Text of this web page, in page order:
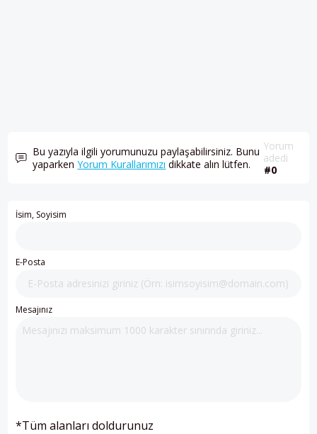
Bu yazıyla ilgili yorumunuzu paylaşabilirsiniz. Bunu
yaparkenYorum Kurallarımızı dikkate alın lütfen.
Yorum
adedi
#0
İsim, Soyisim
E-Posta
Mesajınız
*Tüm alanları doldurunuz